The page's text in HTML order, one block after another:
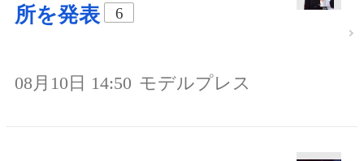
所を発表
6
08月10日 14:50 モデルプレス